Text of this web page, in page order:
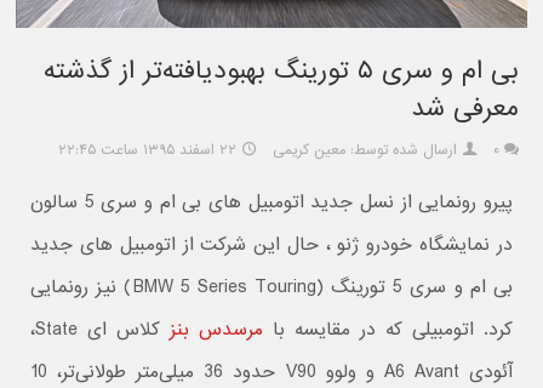
بی ام و سری ۵ تورینگ بهبودیافته‌تر از گذشته
معرفی شد
۰ ارسال شده توسط: معین کریمی ۲۲ اسفند ۱۳۹۵ ساعت ۲۲:۴۵
پیرو رونمایی از نسل جدید اتومبیل های بی ام و سری 5 سالون
در نمایشگاه خودرو ژنو ، حال این شرکت از اتومبیل های جدید
بی ام و سری 5 تورینگ (BMW 5 Series Touring) نیز رونمایی
کرد. اتومبیلی که در مقایسه با مرسدس بنز
کلاس ای State،
آئودی A6 Avant و ولوو V90 حدود 36 میلی‌متر طولانی‌تر، 10